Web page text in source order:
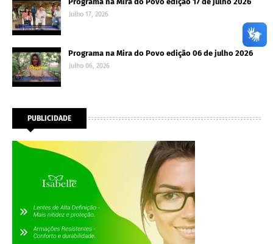
Julho 17, 2026
Programa na Mira do Povo edição 06 de julho 2026
Julho 06, 2026
PUBLICIDADE